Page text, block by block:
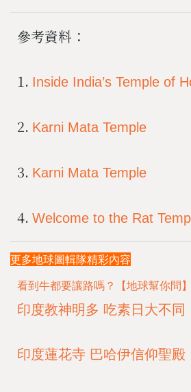
參考資料：
1. Inside India’s Temple of
2. Karni Mata Temple
3. Karni Mata Temple
4. Welcome to the Rat
更多地球圖輯隊精彩內容
看到牛都要讓路嗎？【地球幫你問
印度教神明多 吃素日大不同
印度蓮花寺 巴哈伊信仰聖殿